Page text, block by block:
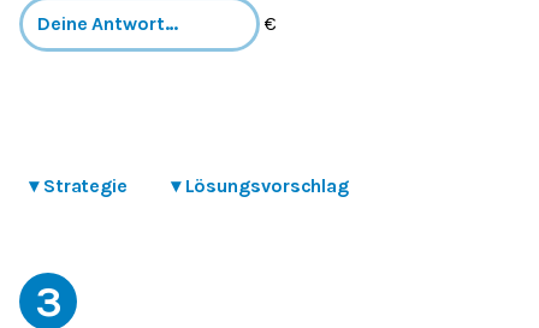
€
▾ Strategie ▾ Lösungsvorschlag
3